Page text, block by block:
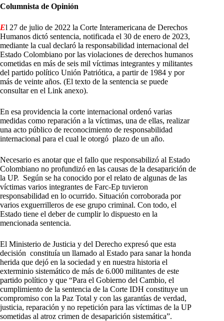
Columnista de Opinión
El 27 de julio de 2022 la Corte Interamericana de Derechos
Humanos dictó sentencia, notificada el 30 de enero de 2023,
mediante la cual declaró la responsabilidad internacional del
Estado Colombiano por las violaciones de derechos humanos
cometidas en más de seis mil víctimas integrantes y militantes
del partido político Unión Patriótica, a partir de 1984 y por
más de veinte años. (El texto de la sentencia se puede
consultar en el Link anexo).
En esa providencia la corte internacional ordenó varias
medidas como reparación a la víctimas, una de ellas, realizar
una acto público de reconocimiento de responsabilidad
internacional para el cual le otorgó plazo de un año.
Necesario es anotar que el fallo que responsabilizó al Estado
Colombiano no profundizó en las causas de la desaparición de
la UP. Según se ha conocido por el relato de algunas de las
víctimas varios integrantes de Farc-Ep tuvieron
responsabilidad en lo ocurrido. Situación corroborada por
varios exguerrilleros de ese grupo criminal. Con todo, el
Estado tiene el deber de cumplir lo dispuesto en la
mencionada sentencia.
El Ministerio de Justicia y del Derecho expresó que esta
decisión constituía un llamado al Estado para sanar la honda
herida que dejó en la sociedad y en nuestra historia el
exterminio sistemático de más de 6.000 militantes de este
partido político y que “Para el Gobierno del Cambio, el
cumplimiento de la sentencia de la Corte IDH constituye un
compromiso con la Paz Total y con las garantías de verdad,
justicia, reparación y no repetición para las víctimas de la UP
sometidas al atroz crimen de desaparición sistemática”.